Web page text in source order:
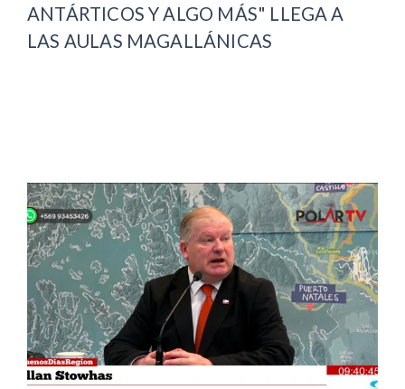
ANTÁRTICOS Y ALGO MÁS" LLEGA A
LAS AULAS MAGALLÁNICAS